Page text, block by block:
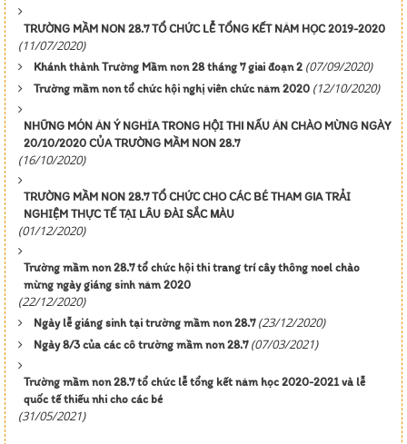
TRƯỜNG MẦM NON 28.7 TỔ CHỨC LỄ TỔNG KẾT NĂM HỌC 2019-2020
(11/07/2020)
Khánh thành Trường Mầm non 28 tháng 7 giai đoạn 2 (07/09/2020)
Trường mầm non tổ chức hội nghị viên chức năm 2020 (12/10/2020)
NHỮNG MÓN ĂN Ý NGHĨA TRONG HỘI THI NẤU ĂN CHÀO MỪNG NGÀY
20/10/2020 CỦA TRƯỜNG MẦM NON 28.7
(16/10/2020)
TRƯỜNG MẦM NON 28.7 TỔ CHỨC CHO CÁC BÉ THAM GIA TRẢI
NGHIỆM THỰC TẾ TẠI LÂU ĐÀI SẮC MÀU
(01/12/2020)
Trường mầm non 28.7 tổ chức hội thi trang trí cây thông noel chào
mừng ngày giáng sinh năm 2020
(22/12/2020)
Ngày lễ giáng sinh tại trường mầm non 28.7 (23/12/2020)
Ngày 8/3 của các cô trường mầm non 28.7 (07/03/2021)
Trường mầm non 28.7 tổ chức lễ tổng kết năm học 2020-2021 và lễ
quốc tế thiếu nhi cho các bé
(31/05/2021)